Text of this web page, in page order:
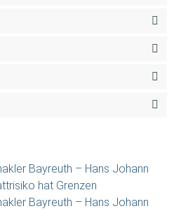
Bayreuth – Hans Johann
hat Grenzen
Bayreuth – Hans Johann